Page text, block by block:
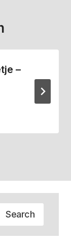
–
Search